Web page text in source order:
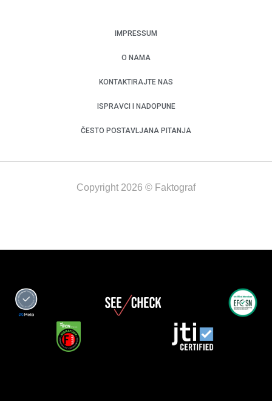
IMPRESSUM
O NAMA
KONTAKTIRAJTE NAS
ISPRAVCI I NADOPUNE
ČESTO POSTAVLJANA PITANJA
Copyright 2026 © Faktograf